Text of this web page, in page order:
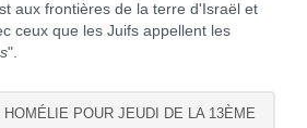
aux frontières de la terre d'Israël et
ceux que les Juifs appellent les
".
POUR JEUDI DE LA 13ÈME